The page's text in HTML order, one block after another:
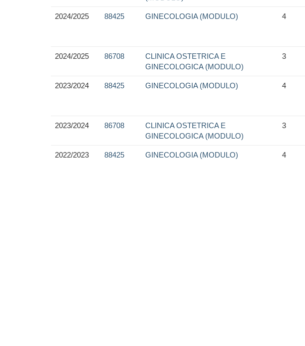
2024/2025 88425 GINECOLOGIA (MODULO) 4
2024/2025 86708
CLINICA OSTETRICA E
GINECOLOGICA (MODULO)
3
2023/2024 88425 GINECOLOGIA (MODULO) 4
2023/2024 86708
CLINICA OSTETRICA E
GINECOLOGICA (MODULO)
3
2022/2023 88425 GINECOLOGIA (MODULO) 4